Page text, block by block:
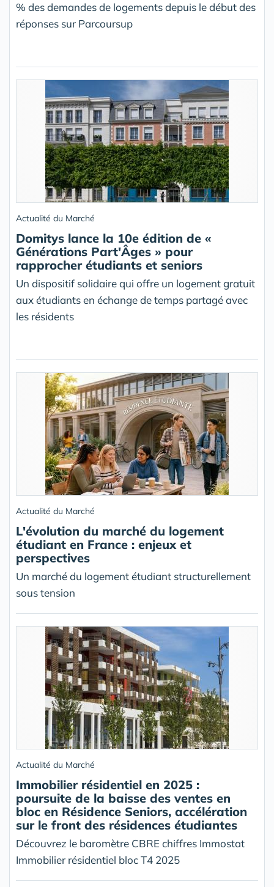
% des demandes de logements depuis le début des
réponses sur Parcoursup
Actualité du Marché
Domitys lance la 10e édition de «
Générations Part'Âges » pour
rapprocher étudiants et seniors
Un dispositif solidaire qui offre un logement gratuit
aux étudiants en échange de temps partagé avec
les résidents
Actualité du Marché
L'évolution du marché du logement
étudiant en France : enjeux et
perspectives
Un marché du logement étudiant structurellement
sous tension
Actualité du Marché
Immobilier résidentiel en 2025 :
poursuite de la baisse des ventes en
bloc en Résidence Seniors, accélération
sur le front des résidences étudiantes
Découvrez le baromètre CBRE chiffres Immostat
Immobilier résidentiel bloc T4 2025